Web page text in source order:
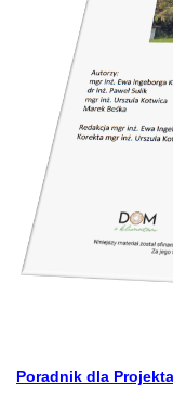
Poradnik dla